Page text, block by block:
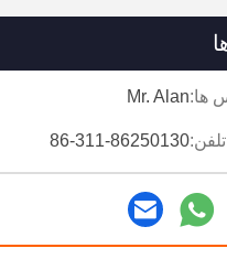
ها:Mr. Alan
تلفن:86-311-86250130